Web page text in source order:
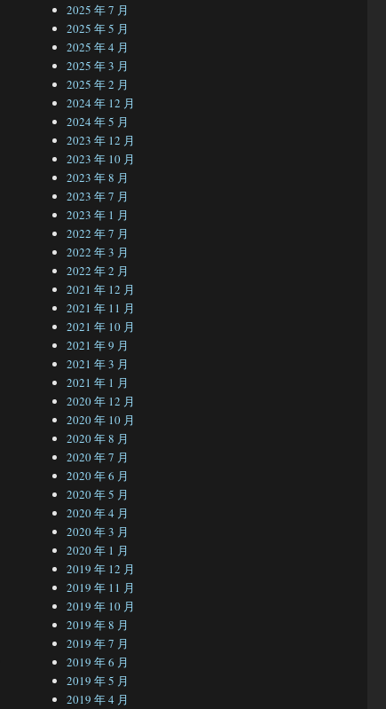
2025 年 7 月
2025 年 5 月
2025 年 4 月
2025 年 3 月
2025 年 2 月
2024 年 12 月
2024 年 5 月
2023 年 12 月
2023 年 10 月
2023 年 8 月
2023 年 7 月
2023 年 1 月
2022 年 7 月
2022 年 3 月
2022 年 2 月
2021 年 12 月
2021 年 11 月
2021 年 10 月
2021 年 9 月
2021 年 3 月
2021 年 1 月
2020 年 12 月
2020 年 10 月
2020 年 8 月
2020 年 7 月
2020 年 6 月
2020 年 5 月
2020 年 4 月
2020 年 3 月
2020 年 1 月
2019 年 12 月
2019 年 11 月
2019 年 10 月
2019 年 8 月
2019 年 7 月
2019 年 6 月
2019 年 5 月
2019 年 4 月